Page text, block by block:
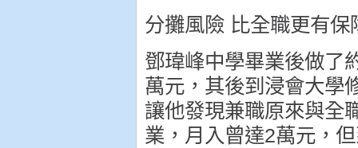
分攤風險 比全職更有保
鄧瑋峰中學畢業後做了
萬元，其後到浸會大學
讓他發現兼職原來與全
業，月入曾達2萬元，